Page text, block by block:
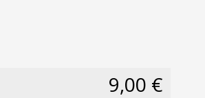
9,00 €